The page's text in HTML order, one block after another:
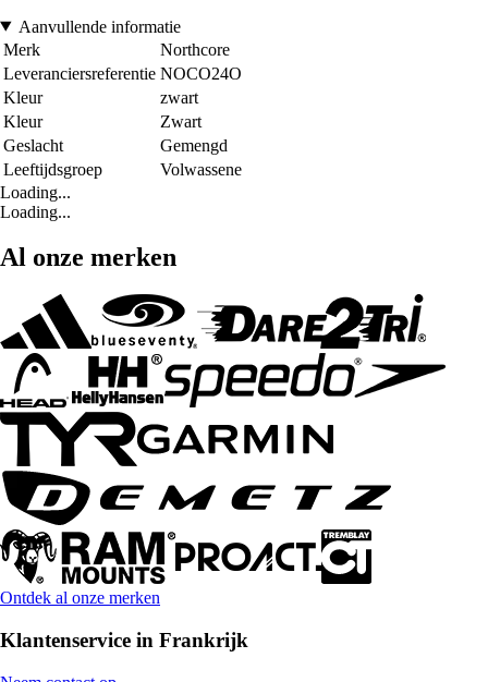
Aanvullende informatie
Merk
Northcore
Leveranciersreferentie NOCO24O
Kleur
zwart
Kleur
Zwart
Geslacht
Gemengd
Leeftijdsgroep
Volwassene
Loading...
Loading...
Al onze merken
Ontdek al onze merken
Klantenservice in Frankrijk